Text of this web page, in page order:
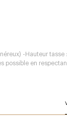
-Hauteur
possible en